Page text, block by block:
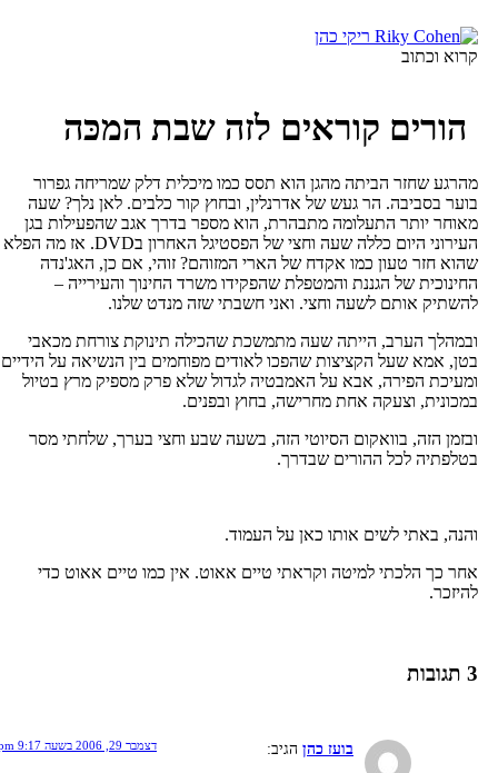
וכתוב
הורים קוראים לזה שבת המכּה
שחזר הביתה מהגן הוא תסס כמו מיכלית דלק שמריחה גפרור
בסביבה. הר געש של אדרנלין, ובחוץ קור כלבים. לאן נלך? שעה
יותר התעלומה מתבהרת, הוא מספר בדרך אגב שהפעילות בגן
העירוני היום כללה שעה וחצי של הפסטיגל האחרון בDVD. אז מה הפלא
חזר טעון כמו אקדח של הארי המזוהם? זוהי, אם כן, האג'נדה
של הגננת והמטפלת שהפקידו משרד החינוך והעירייה –
אותם לשעה וחצי. ואני חשבתי שזה מנדט שלנו.
הערב, הייתה שעה מתמשכת שהכילה תינוקת צורחת מכאבי
אמא שעל הקציצות שהפכו לאודים מפוחמים בין הנשיאה על הידיים
הפירה, אבא על האמבטיה לגדול שלא פרק מספיק מרץ בטיול
וצעקה אחת מחרישה, בחוץ ובפנים.
הזה, בוואקום הסיוטי הזה, בשעה שבע וחצי בערך, שלחתי מסר
לכל ההורים שבדרך.
באתי לשים אותו כאן על העמוד.
כך הלכתי למיטה וקראתי טיים אאוט. אין כמו טיים אאוט כדי
בועז כהן הגיב: דצמבר 29, 2006 בשעה 9:17 pm